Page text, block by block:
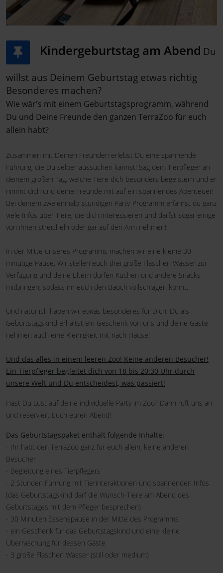
Kindergeburtstag am Abend Du
willst aus Deinem Geburtstag etwas richtig
Besonderes machen?
Wie wär's mit einem Geburtstagsprogramm, während
Du und Deine Freunde den ganzen TerraZoo für euch
allein habt?
Zusammen mit Deinen Freunden erlebst Du eine spannende
Führung, die Du selber aussuchen kannst! Sag dem Tierpfleger an
deinem großen Tag, welche Tiere dich besonders begeistern und er
nimmt dich und deine Freunde mit auf ein spannendes Abenteuer!
Bei deinem zweieinhalb-stündigen Party-Programm erfährst du ganz
viele Infos über Tiere, die dich interessieren und darfst sogar einige
von ihnen streicheln oder gar auf den Arm nehmen!
In der Mitte unseres Programms machen wir eine kleine 30-
minütige Pause. Wir stellen euch drei große Flaschen Wasser zur
Verfügung und deine Eltern dürfen Kuchen und andere Snacks
mitbringen, sodass ihr euch den Bauch vollschlagen könnt.
Und natürlich haben wir etwas besonderes für Dich! Du als
Geburtstagskind erhältst ein Geschenk von uns und deine Gäste
nehmen auch eine Kleinigkeit mit nach Hause!
Und das alles in einem leeren Zoo! Keine anderen Besucher!
Ein Tierpfleger begleitet dich von 18 bis 20:30 Uhr durch
unsere Welt und Du entscheidest, was passiert!
Hast Du Lust auf deine individuelle Party im Zoo? Dann ruft uns an
und reserviert Euch euren Abend!
Das Geburtstagspaket enthält folgende Inhalte:
- Ihr habt den TerraZoo ganz für euch allein, keine anderen
Besucher
- Begleitung eines Tierpflegers
- 2 Stunden Führung mit Tierinteraktionen und spannenden Infos
(das Geburtstagskind darf die Wunsch-Tiere am Abend des
Geburtstages mit dem Pfleger besprechen)
- 30 Minuten Essenspause in der Mitte des Programms
- ein Geschenk für das Geburtstagskind und eine kleine
Überraschung für dessen Gäste
- 3 große Flaschen Wasser (still oder medium)